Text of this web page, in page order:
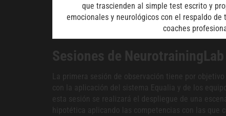
que trascienden al simple test escrito y
emocionales y neurológicos con el respaldo
coaches
Sesiones de
La primera sesión de observación tiene por
con la aplicación del sistema Equalia y de los
esta sesión se realizará el despliegue de una
hipotética aplicando las competencias con las que